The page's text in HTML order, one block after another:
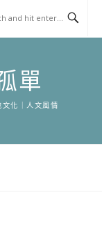
單
文化｜人文風情